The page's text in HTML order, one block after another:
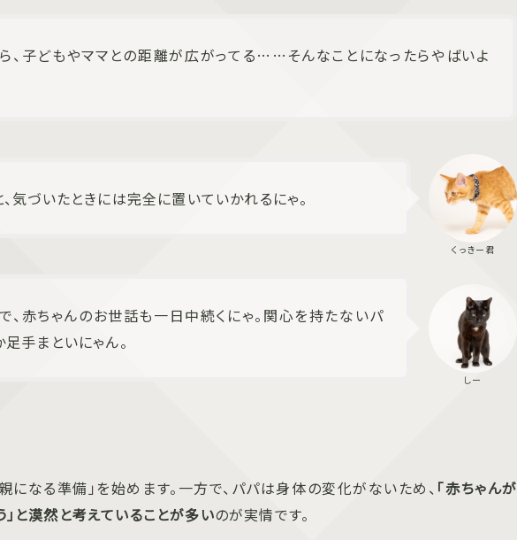
、子どもやママとの距離が広がってる……そんなことになったらやばいよ
気づいたときには完全に置いていかれるにゃ。
赤ちゃんのお世話も一日中続くにゃ。関心を持たないパ
手まといにゃん。
になる準備」を始めます。一方で、パパは身体の変化がないため、 「赤ちゃんが
と漠然と考えていることが多いのが実情です。